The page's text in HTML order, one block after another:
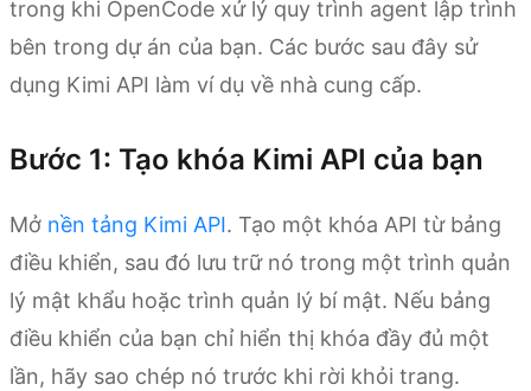
trong khi OpenCode xử lý quy trình agent lập trình
bên trong dự án của bạn. Các bước sau đây sử
dụng Kimi API làm ví dụ về nhà cung cấp.
Bước 1: Tạo khóa Kimi API của bạn
Mở nền tảng Kimi API. Tạo một khóa API từ bảng
điều khiển, sau đó lưu trữ nó trong một trình quản
lý mật khẩu hoặc trình quản lý bí mật. Nếu bảng
điều khiển của bạn chỉ hiển thị khóa đầy đủ một
lần, hãy sao chép nó trước khi rời khỏi trang.